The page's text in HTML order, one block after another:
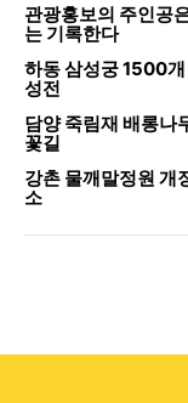
관광홍보의 주인공
는 기록한다
하동 삼성궁 1500
성전
담양 죽림재 배롱나
꽃길
강촌 물깨말정원 개
소